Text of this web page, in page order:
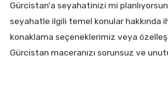
Gürcistan'a seyahatinizi mi
seyahatle ilgili temel konular hakkında
konaklama seçeneklerimiz veya
Gürcistan maceranızı sorunsuz ve